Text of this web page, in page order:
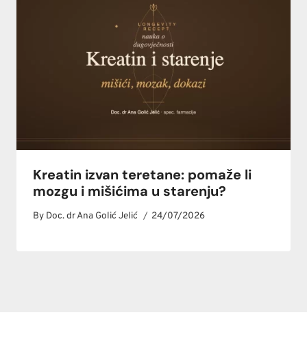
Kreatin izvan teretane: pomaže li
mozgu i mišićima u starenju?
By Doc. dr Ana Golić Jelić 24/07/2026